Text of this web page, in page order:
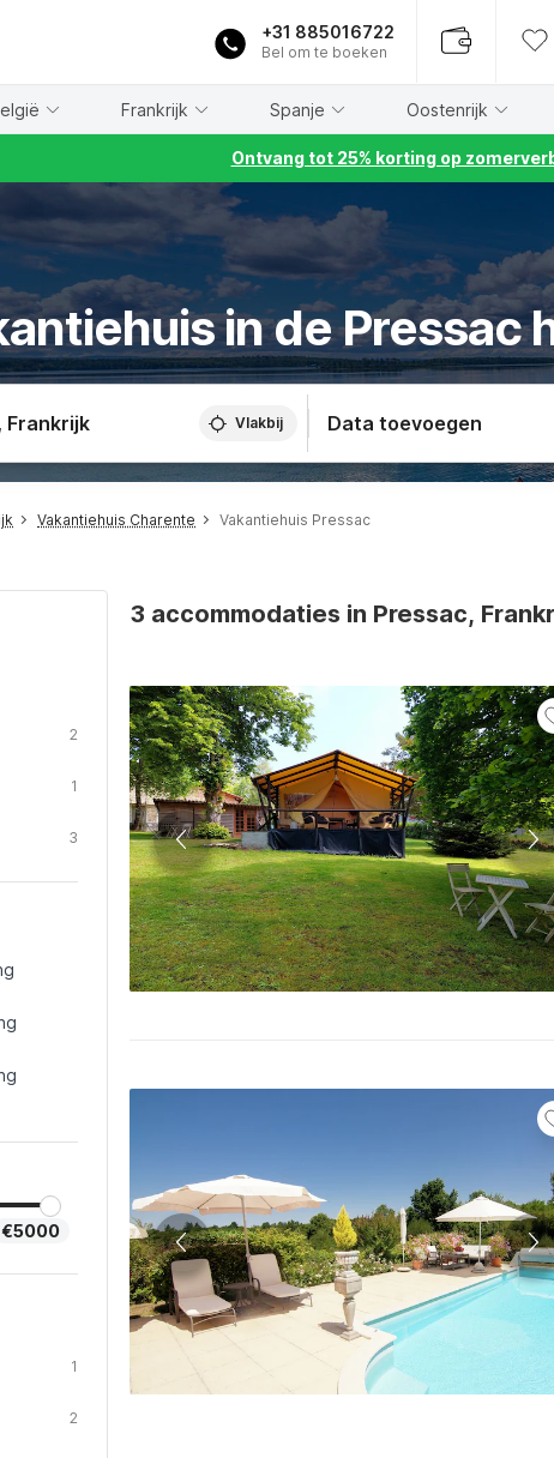
+31 885016722
Bel om te boeken
Frankrijk Spanje Oostenrijk
Ontvang tot 25% korting op
in de Pressac
Vlakbij Data toevoegen
Vakantiehuis Charente Vakantiehuis Pressac
2
1
3
€5000
1
2
3 accommodaties in Pressac,